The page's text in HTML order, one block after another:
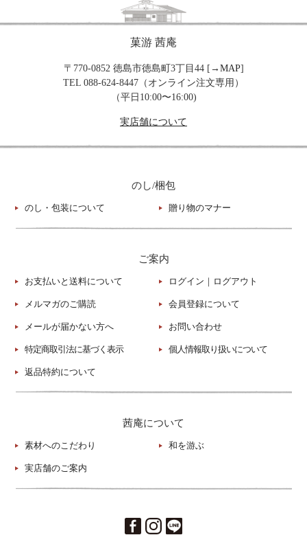
菓游 茜庵
〒770-0852 徳島市徳島町3丁目44 [→ MAP]
TEL 088-624-8447（オンライン注文専用）
（平日10:00〜16:00)
実店舗について
のし/梱包
のし・包装について 贈り物のマナー
ご案内
お支払いと送料について ログイン ｜ ログアウト
メルマガのご購読 会員登録について
メールが届かない方へ お問い合わせ
特定商取引法に基づく表示 個人情報取り扱いについて
返品特約について
茜庵について
素材へのこだわり 和を游ぶ
実店舗のご案内